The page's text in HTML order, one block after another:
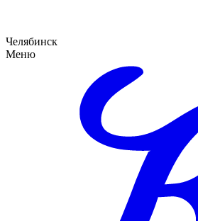
Челябинск
Меню